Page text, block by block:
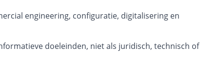
engineering, configuratie, digitalisering en
doeleinden, niet als juridisch, technisch of